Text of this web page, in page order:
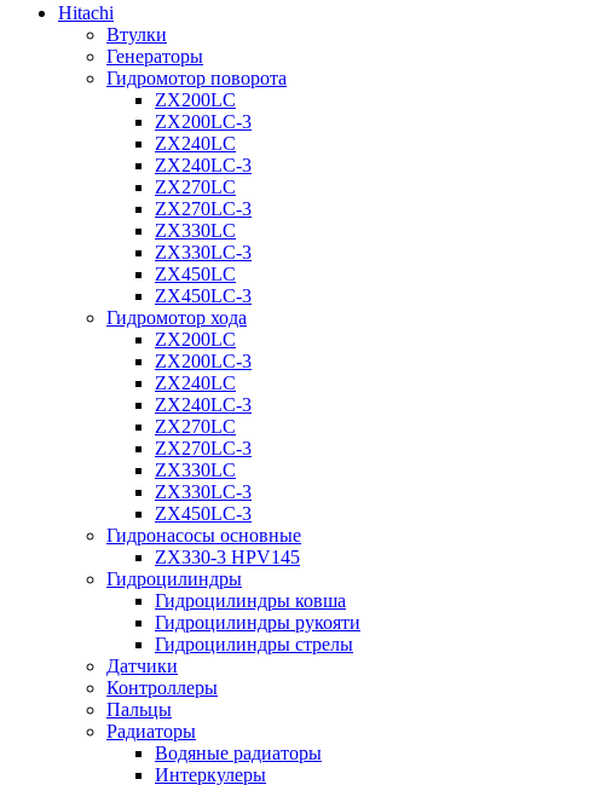
Hitachi
Втулки
Генераторы
Гидромотор поворота
ZX200LC
ZX200LC-3
ZX240LC
ZX240LC-3
ZX270LC
ZX270LC-3
ZX330LC
ZX330LC-3
ZX450LC
ZX450LC-3
Гидромотор хода
ZX200LC
ZX200LC-3
ZX240LC
ZX240LC-3
ZX270LC
ZX270LC-3
ZX330LC
ZX330LC-3
ZX450LC-3
Гидронасосы основные
ZX330-3 HPV145
Гидроцилиндры
Гидроцилиндры ковша
Гидроцилиндры рукояти
Гидроцилиндры стрелы
Датчики
Контроллеры
Пальцы
Радиаторы
Водяные радиаторы
Интеркулеры